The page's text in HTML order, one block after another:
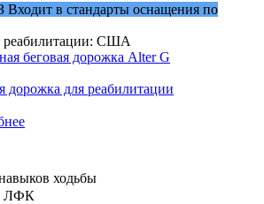
Входит в стандарты оснащения по
дорожка для реабилитации
ходьбы
ЛФК